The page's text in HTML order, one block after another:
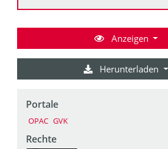
Anzeigen
Herunterladen
Portale
OPAC GVK
Rechte